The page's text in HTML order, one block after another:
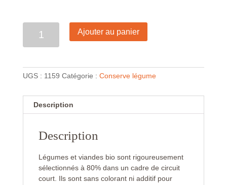
Ajouter au panier
UGS : 1159 Catégorie : Conserve légume
Description
Description
Légumes et viandes bio sont rigoureusement
sélectionnés à 80% dans un cadre de circuit
court. Ils sont sans colorant ni additif pour